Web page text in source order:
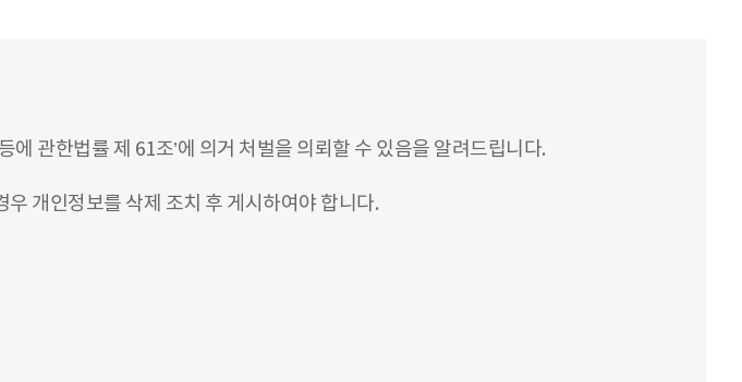
관한법률 제 61조’에 의거 처벌을 의뢰할 수 있음을 알려드립니다.
개인정보를 삭제 조치 후 게시하여야 합니다.